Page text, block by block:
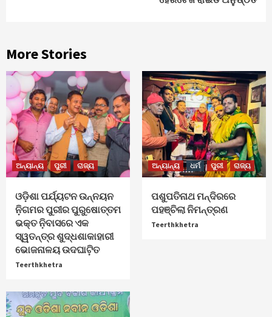
More Stories
ଅନ୍ୟାନ୍ୟ ପୁରୀ ରାଜ୍ୟ
ଓଡ଼ିଶା ପର୍ଯ୍ୟଟନ ଉନ୍ନୟନ
ନ଼ିଗମର ପୁରୀର ପୁରୁଷୋତ୍ତମ
ଭକ୍ତ ନ଼ିବାସରେ ଏକ
ସ୍ୱତନ୍ତ୍ର ଶୁଦ୍ଧଶାକାହାରୀ
ଭୋଜନାଳୟ ଉଦଘାଟ଼ିତ
Teerthkhetra
ଅନ୍ୟାନ୍ୟ ଧର୍ମ ପୁରୀ ରାଜ୍ୟ
ପଶୁପତିନାଥ ମନ୍ଦିରରେ
ପହଞ୍ଚିଲା ନିମନ୍ତ୍ରଣ
Teerthkhetra